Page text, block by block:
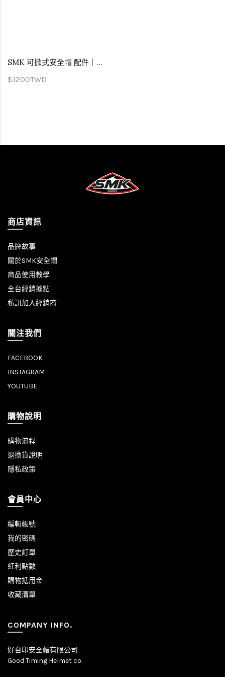
SMK 可掀式安全帽 配件｜GULLWING 可樂帽 專用 防霧片 pinlock70
$1200TWD
商店資訊
品牌故事
關於SMK安全帽
商品使用教學
全台經銷據點
私訊加入經銷商
關注我們
FACEBOOK
INSTAGRAM
YOUTUBE
購物說明
購物流程
退換貨說明
隱私政策
會員中心
編輯帳號
我的密碼
歷史訂單
紅利點數
購物抵用金
收藏清單
COMPANY INFO.
好台印安全帽有限公司
Good Timing Helmet co.